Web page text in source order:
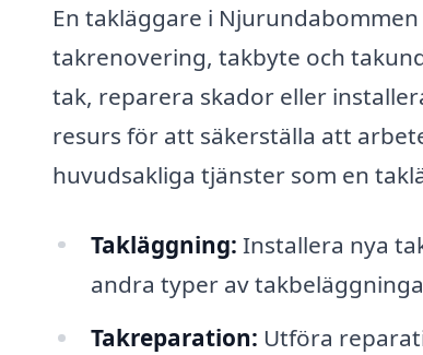
En takläggare i
takrenovering, takbyte och
tak, reparera skador eller
resurs för att säkerställa att
huvudsakliga tjänster som en
Takläggning: Installera nya
andra typer av
Takreparation: Utföra